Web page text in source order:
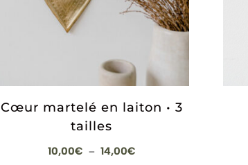
Cœur martelé en laiton • 3
tailles
10,00€ – 14,00€Plage